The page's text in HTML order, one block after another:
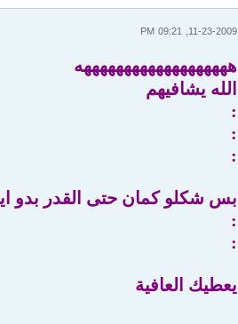
11-23-2009, 09:21 PM
هههههههههههههههههههه
الله يشافيهم
:
:
:
بس شكلو كمان حتى القدر بدو
:
:
يعطيك العافية